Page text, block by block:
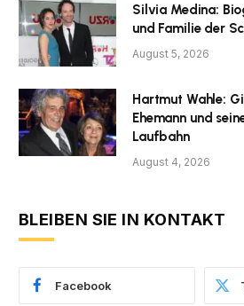
Silvia Medina:
und Familie der
August 5, 2026
Hartmut Wahle:
Ehemann und
Laufbahn
August 4, 2026
BLEIBEN SIE IN KONTAKT
Facebook